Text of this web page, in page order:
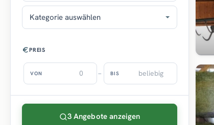
Kategorie auswählen
PREIS
VON – BIS
3 Angebote anzeigen